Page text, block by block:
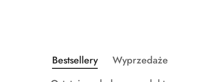
Pomiń karuzelę produktów
Produkty
o
Bestsellery
Produkty
Wyprzedaże